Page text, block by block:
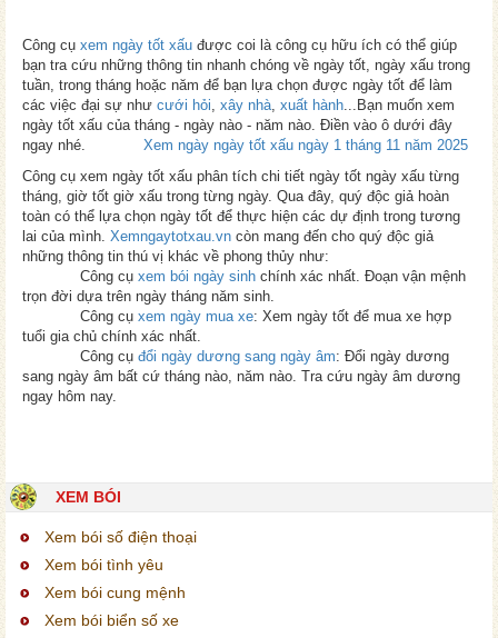
Công cụ xem ngày tốt xấu được coi là công cụ hữu ích có thể giúp
bạn tra cứu những thông tin nhanh chóng về ngày tốt, ngày xấu trong
tuần, trong tháng hoặc năm để bạn lựa chọn được ngày tốt để làm
các việc đại sự như cưới hỏi, xây nhà, xuất hành...Bạn muốn xem
ngày tốt xấu của tháng - ngày nào - năm nào. Điền vào ô dưới đây
ngay nhé.
Xem ngày ngày tốt xấu ngày 1 tháng 11 năm 2025
Công cụ xem ngày tốt xấu phân tích chi tiết ngày tốt ngày xấu từng
tháng, giờ tốt giờ xấu trong từng ngày. Qua đây, quý độc giả hoàn
toàn có thể lựa chọn ngày tốt để thực hiện các dự định trong tương
lai của mình. Xemngaytotxau.vn còn mang đến cho quý độc giả
những thông tin thú vị khác về phong thủy như:
Công cụ xem bói ngày sinh chính xác nhất. Đoạn vận mệnh
trọn đời dựa trên ngày tháng năm sinh.
Công cụ xem ngày mua xe: Xem ngày tốt để mua xe hợp
tuổi gia chủ chính xác nhất.
Công cụ đổi ngày dương sang ngày âm: Đổi ngày dương
sang ngày âm bất cứ tháng nào, năm nào. Tra cứu ngày âm dương
ngay hôm nay.
XEM BÓI
Xem bói số điện thoại
Xem bói tình yêu
Xem bói cung mệnh
Xem bói biển số xe